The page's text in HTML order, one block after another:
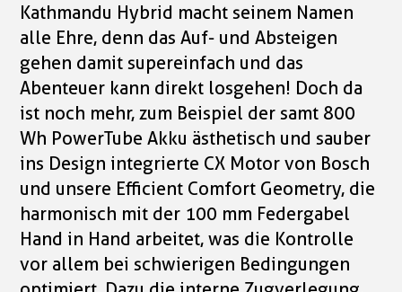
Kathmandu Hybrid macht seinem Namen
alle Ehre, denn das Auf- und Absteigen
gehen damit supereinfach und das
Abenteuer kann direkt losgehen! Doch da
ist noch mehr, zum Beispiel der samt 800
Wh PowerTube Akku ästhetisch und sauber
ins Design integrierte CX Motor von Bosch
und unsere Efficient Comfort Geometry, die
harmonisch mit der 100 mm Federgabel
Hand in Hand arbeitet, was die Kontrolle
vor allem bei schwierigen Bedingungen